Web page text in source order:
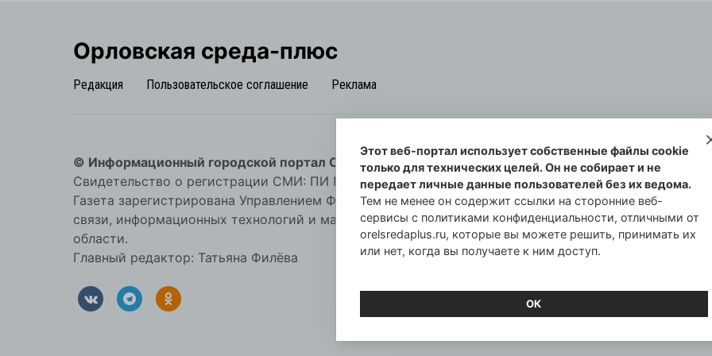
Орловская cреда-плюс
Редакция Пользовательское соглашение Реклама
© Информационный городской портал Орловская cреда-плюс, 2021-2026
Свидетельство о регистрации СМИ: ПИ №57-00254 от 29 октября 2013 г.
Газета зарегистрирована Управлением Федеральной службы по надзору в сфере
связи, информационных технологий и массовых коммуникаций по Орловской
области.
Главный редактор: Татьяна Филёва
Этот веб-портал использует собственные файлы cookie
только для технических целей. Он не собирает и не
передает личные данные пользователей без их ведома.
Тем не менее он содержит ссылки на сторонние веб-
сервисы с политиками конфиденциальности, отличными от
orelsredaplus.ru, которые вы можете решить, принимать их
или нет, когда вы получаете к ним доступ.
ОК